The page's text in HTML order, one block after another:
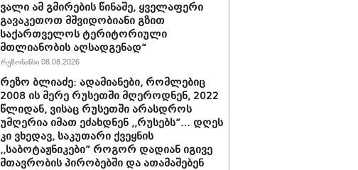
ვალი ამ გმირების წინაშე, ყველაფერი
გავაკეთოთ მშვიდობიანი გზით
საქართველოს ტერიტორიული
მთლიანობის აღსადგენად“
რეზონანსი 08.08.2026
რეზო ბლიაძე: ადამიანები, რომლებიც
2008 ის მერე რუსეთში მღეროდნენ, 2022
წლიდან, ვისაც რუსეთში არასდროს
უმღერია იმათ ეძახდნენ ,,რუსებს”… დღეს
კი ვხედავ, საკუთარი ქვეყნის
,,საბოტაჟნიკები” როგორ დადიან იგივე
მთავრობის პირობებში და ათამაშებენ